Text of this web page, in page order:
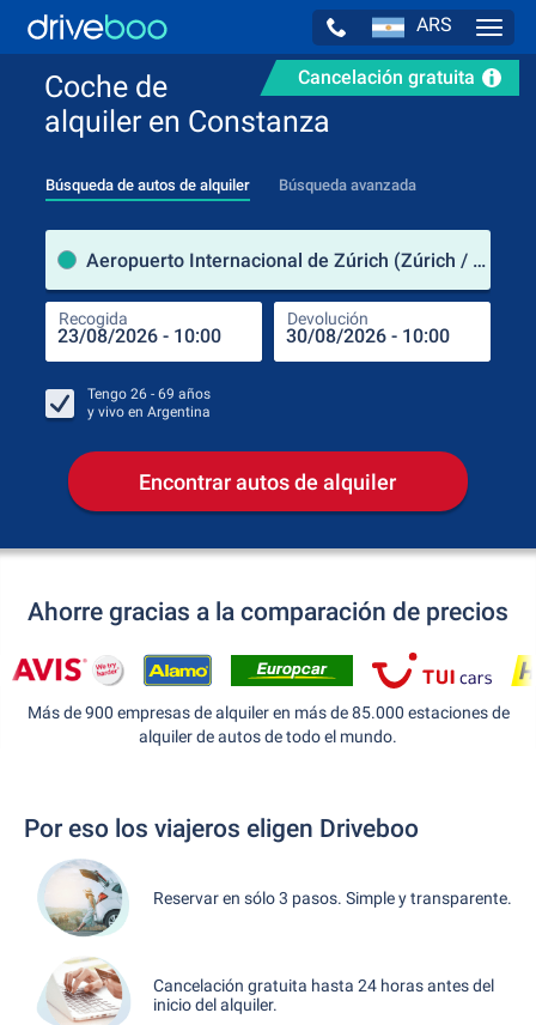
ARS
Cancelación gratuita
Coche de
alquiler en Constanza
Búsqueda de autos de alquiler Búsqueda avanzada
Aeropuerto Internacional de Zúrich (Zúrich / Suiza)
Recogida Devolución
Tengo 26 - 69 años
y vivo en Argentina
Encontrar autos de alquiler
Ahorre gracias a la comparación de precios
Más de 900 empresas de alquiler en más de 85.000 estaciones de
alquiler de autos de todo el mundo.
Por eso los viajeros eligen Driveboo
Reservar en sólo 3 pasos. Simple y transparente.
Cancelación gratuita hasta 24 horas antes del
inicio del alquiler.